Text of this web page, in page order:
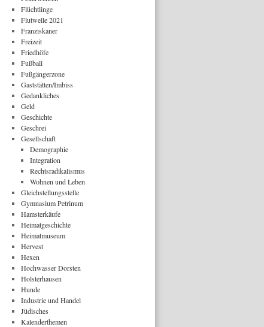
Flüchtlinge
Flutwelle 2021
Franziskaner
Freizeit
Friedhöfe
Fußball
Fußgängerzone
Gaststätten/Imbiss
Gedankliches
Geld
Geschichte
Geschrei
Gesellschaft
Demographie
Integration
Rechtsradikalismus
Wohnen und Leben
Gleichstellungsstelle
Gymnasium Petrinum
Hamsterkäufe
Heimatgeschichte
Heimatmuseum
Hervest
Hexen
Hochwasser Dorsten
Holsterhausen
Hunde
Industrie und Handel
Jüdisches
Kalenderthemen